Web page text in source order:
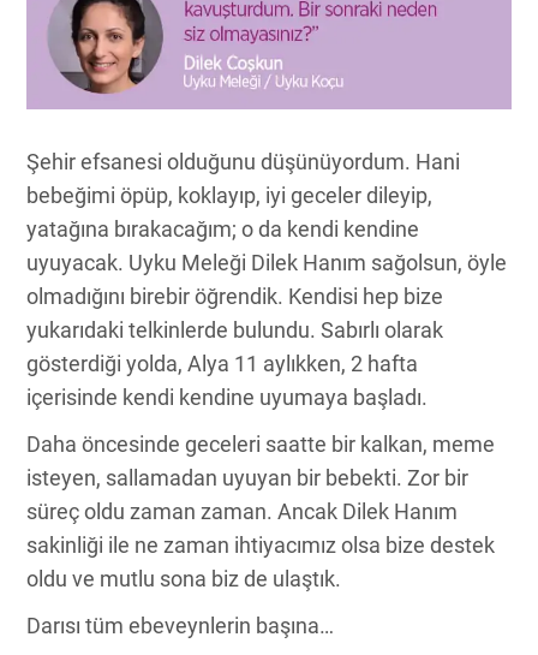
Şehir efsanesi olduğunu düşünüyordum. Hani
bebeğimi öpüp, koklayıp, iyi geceler dileyip,
yatağına bırakacağım; o da kendi kendine
uyuyacak. Uyku Meleği Dilek Hanım sağolsun, öyle
olmadığını birebir öğrendik. Kendisi hep bize
yukarıdaki telkinlerde bulundu. Sabırlı olarak
gösterdiği yolda, Alya 11 aylıkken, 2 hafta
içerisinde kendi kendine uyumaya başladı.
Daha öncesinde geceleri saatte bir kalkan, meme
isteyen, sallamadan uyuyan bir bebekti. Zor bir
süreç oldu zaman zaman. Ancak Dilek Hanım
sakinliği ile ne zaman ihtiyacımız olsa bize destek
oldu ve mutlu sona biz de ulaştık.
Darısı tüm ebeveynlerin başına…